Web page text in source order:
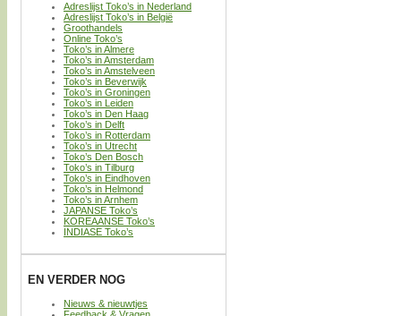
Adreslijst Toko’s in Nederland
Adreslijst Toko’s in België
Groothandels
Online Toko’s
Toko’s in Almere
Toko’s in Amsterdam
Toko’s in Amstelveen
Toko’s in Beverwijk
Toko’s in Groningen
Toko’s in Leiden
Toko’s in Den Haag
Toko’s in Delft
Toko’s in Rotterdam
Toko’s in Utrecht
Toko’s Den Bosch
Toko’s in Tilburg
Toko’s in Eindhoven
Toko’s in Helmond
Toko’s in Arnhem
JAPANSE Toko’s
KOREAANSE Toko’s
INDIASE Toko’s
EN VERDER NOG
Nieuws & nieuwtjes